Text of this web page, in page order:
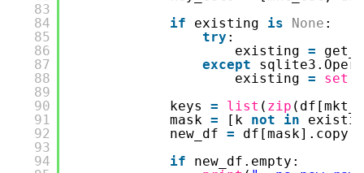
83
84
85
86
87
88
89
90
91
92
93
94
if
existing is None :
try :
existing =
except
existing = set
keys = list ( zip
mask = [k not in
new_df =
df[mask].copy()
if
new_df.empty: